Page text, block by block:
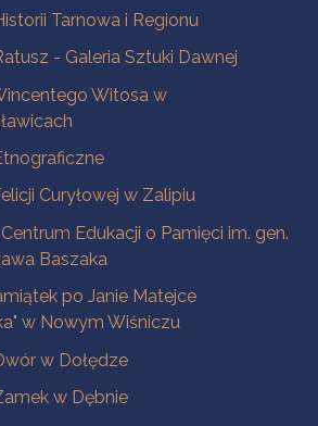
Tarnowa i Regionu
- Galeria Sztuki Dawnej
Witosa w
Curyłowej w Zalipiu
Edukacji o Pamięci im. gen.
Baszaka
po Janie Matejce
w Nowym Wiśniczu
w Dołędze
w Dębnie